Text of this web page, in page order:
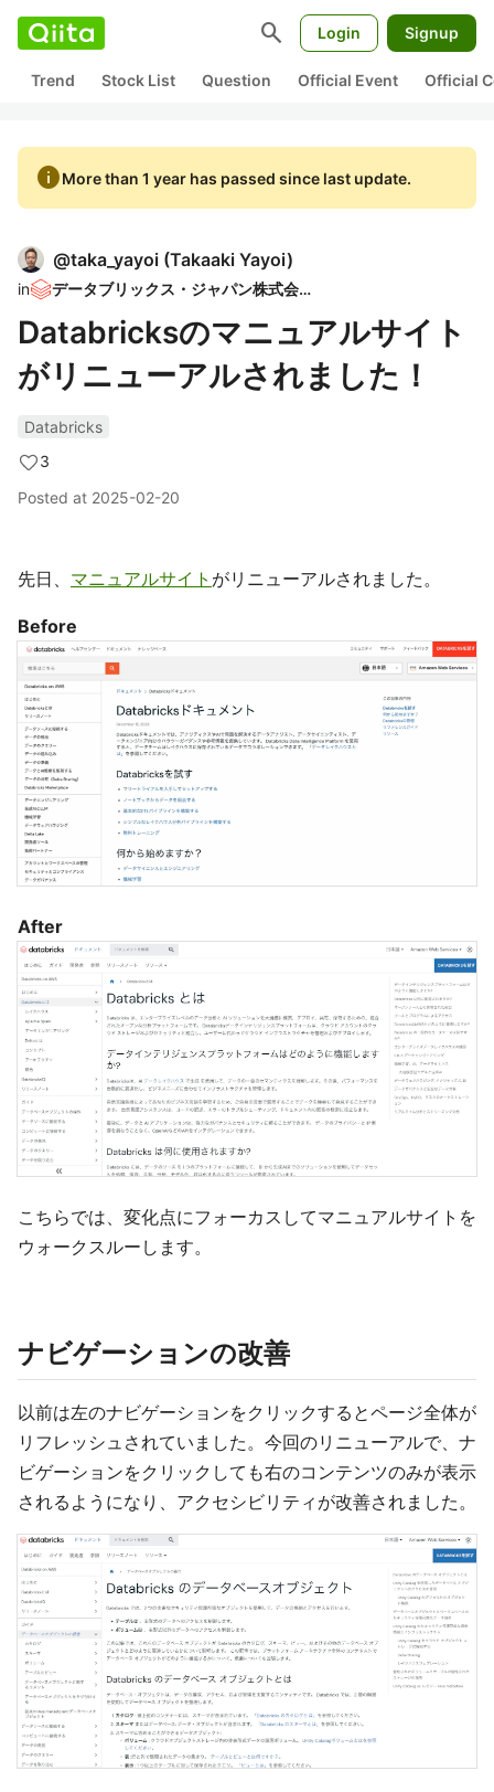
search Login Signup
Trend Stock List Question Official Event Official
infoMore than 1 year has passed since last update.
@taka_yayoi (Takaaki Yayoi)
in データブリックス・ジャパン株式会社
Databricksのマニュアルサイト
がリニューアルされました！
Databricks
3
Posted at 2025-02-20
先日、 マニュアルサイト がリニューアルされました。
Before
After
こちらでは、変化点にフォーカスしてマニュアルサイトを
ウォークスルーします。
ナビゲーションの改善
以前は左のナビゲーションをクリックするとページ全体が
リフレッシュされていました。今回のリニューアルで、ナ
ビゲーションをクリックしても右のコンテンツのみが表示
されるようになり、アクセシビリティが改善されました。